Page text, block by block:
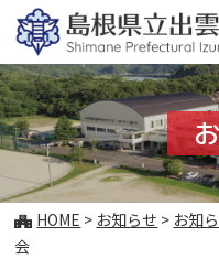
このページの本文へ
こ
の
HOME > お知らせ > お知
会